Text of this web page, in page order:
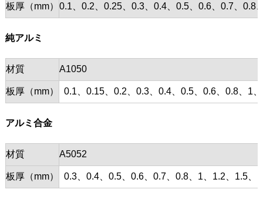
板厚（mm） 0.1、0.2、0.25、0.3、0.4、0.5、0.6、0.7、0.8
純アルミ
材質 A1050
板厚（mm） 0.1、0.15、0.2、0.3、0.4、0.5、0.6、0.8、1
アルミ合金
材質 A5052
板厚（mm） 0.3、0.4、0.5、0.6、0.7、0.8、1、1.2、1.5、